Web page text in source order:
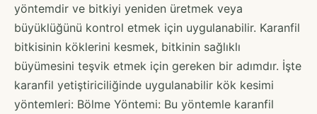
yöntemdir ve bitkiyi yeniden üretmek veya
büyüklüğünü kontrol etmek için uygulanabilir. Karanfil
bitkisinin köklerini kesmek, bitkinin sağlıklı
büyümesini teşvik etmek için gereken bir adımdır. İşte
karanfil yetiştiriciliğinde uygulanabilir kök kesimi
yöntemleri: Bölme Yöntemi: Bu yöntemle karanfil